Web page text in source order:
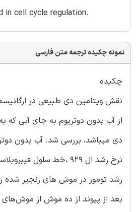
in cell cycle regulation.
نمونه چکیده ترجمه متن فارسی
چکیده
نقش ویتامین دی طبیعی در
از آب بدون دوتریوم به جای آبی
دی میباشد، بررسی شد. آب بدون
نرخ رشد ال 929 ،خط سلول
بعد از پیوند از ده موش از موش‌های